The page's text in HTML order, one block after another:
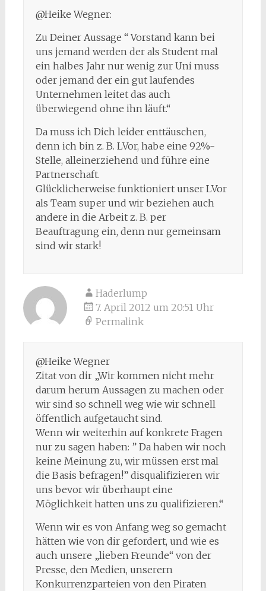
@Heike Wegner:
Zu Deiner Aussage “ Vorstand kann bei
uns jemand werden der als Student mal
ein halbes Jahr nur wenig zur Uni muss
oder jemand der ein gut laufendes
Unternehmen leitet das auch
überwiegend ohne ihn läuft.“
Da muss ich Dich leider enttäuschen,
denn ich bin z. B. LVor, habe eine 92%-
Stelle, alleinerziehend und führe eine
Partnerschaft.
Glücklicherweise funktioniert unser LVor
als Team super und wir beziehen auch
andere in die Arbeit z. B. per
Beauftragung ein, denn nur gemeinsam
sind wir stark!
Haderlump
7. April 2012 um 20:51 Uhr
Permalink
@Heike Wegner
Zitat von dir „Wir kommen nicht mehr
darum herum Aussagen zu machen oder
wir sind so schnell weg wie wir schnell
öffentlich aufgetaucht sind.
Wenn wir weiterhin auf konkrete Fragen
nur zu sagen haben: ” Da haben wir noch
keine Meinung zu, wir müssen erst mal
die Basis befragen!” disqualifizieren wir
uns bevor wir überhaupt eine
Möglichkeit hatten uns zu qualifizieren.“
Wenn wir es von Anfang weg so gemacht
hätten wie von dir gefordert, und wie es
auch unsere „lieben Freunde“ von der
Presse, den Medien, unserern
Konkurrenzparteien von den Piraten